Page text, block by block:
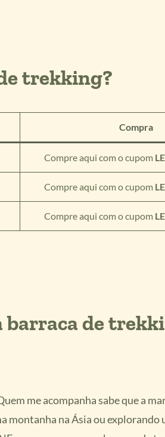
trekking?
Compra
Compre aqui com o cupom
Compre aqui com o cupom
Compre aqui com o cupom
barraca de
me acompanha sabe que a
montanha na Ásia ou explorando